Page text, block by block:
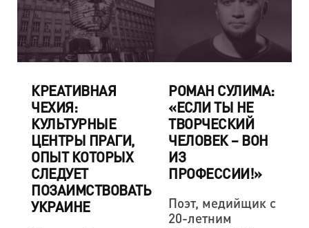
КРЕАТИВНАЯ
ЧЕХИЯ:
КУЛЬТУРНЫЕ
ЦЕНТРЫ ПРАГИ,
ОПЫТ КОТОРЫХ
СЛЕДУЕТ
ПОЗАИМСТВОВАТЬ
УКРАИНЕ
РОМАН СУЛИМА:
«ЕСЛИ ТЫ НЕ
ТВОРЧЕСКИЙ
ЧЕЛОВЕК – ВОН
ИЗ
ПРОФЕССИИ!»
Поэт, медийщик с
20-летним